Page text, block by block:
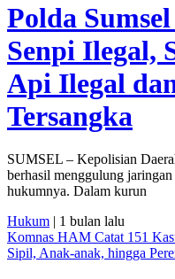
Polda
Senpi Ilegal,
Api Ilegal
Tersangka
SUMSEL – Kepolisian
berhasil menggulung
hukumnya. Dalam kurun
Hukum | 1 bulan lalu
Komnas HAM Catat 151
Sipil, Anak-anak, hingga